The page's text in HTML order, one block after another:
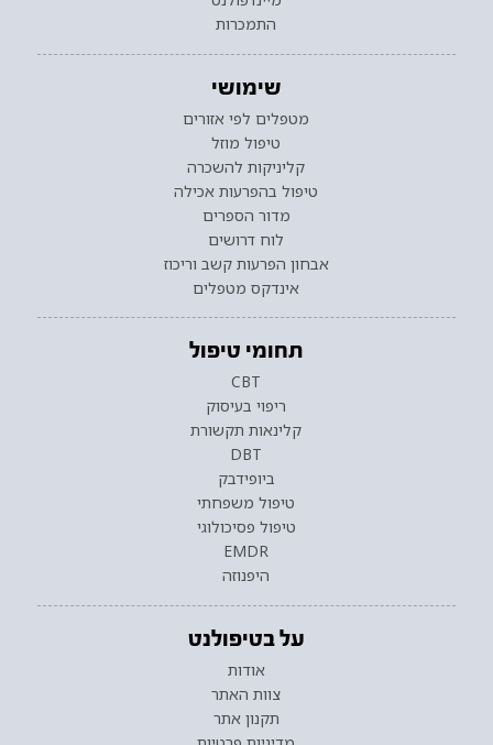
התמכרות
שימושי
מטפלים לפי אזורים
טיפול מוזל
קליניקות להשכרה
טיפול בהפרעות אכילה
מדור הספרים
לוח דרושים
אבחון הפרעות קשב וריכוז
אינדקס מטפלים
תחומי טיפול
CBT
ריפוי בעיסוק
קלינאות תקשורת
DBT
ביופידבק
טיפול משפחתי
טיפול פסיכולוגי
EMDR
היפנוזה
על בטיפולנט
אודות
צוות האתר
תקנון אתר